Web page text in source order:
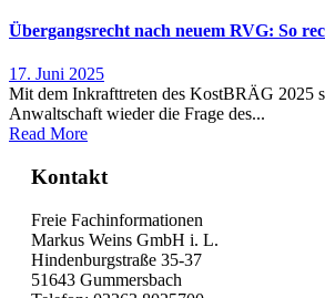
Übergangsrecht nach neuem RVG: So
17. Juni 2025
Mit dem Inkrafttreten des KostBRÄG 2025
Anwaltschaft wieder die Frage des...
Read More
Kontakt
Freie Fachinformationen
Markus Weins GmbH i. L.
Hindenburgstraße 35-37
51643 Gummersbach